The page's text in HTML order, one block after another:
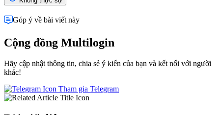
Góp ý về bài viết này
Cộng đồng Multilogin
Hãy cập nhật thông tin, chia sẻ ý kiến của bạn và kết nối với người
khác!
Tham gia Telegram